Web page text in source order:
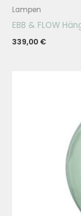
Lampen
EBB & FLOW
339,00 €